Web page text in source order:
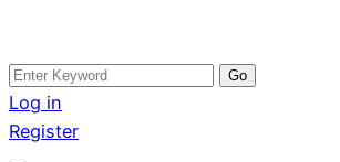
Skip
to
content
อสังหาโพสต์ รีวิวเยอะ รับจ้างโพสต์ขายบ้า
หา แตกต่างอย่างตั้งใจ รับรองผล อันดับ1
กับทีมงานบริษัท บ้าน ที่ดิน คอนโด ติด
รับจ้างโพสอสังหา ขายบ้าน อสังหาโพสต์ เ
โพสต์ ที่ดิน กับทีมงานบริษัท ถูกและดีที่สุด
ขายได้จริงๆ ช่วยสร้างโอกาสในการขายไ
Search
for:
Log in
Register